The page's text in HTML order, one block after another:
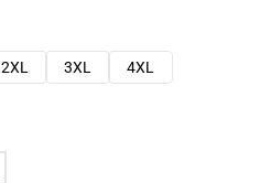
2XL 3XL
4XL